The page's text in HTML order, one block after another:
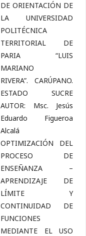
DE ORIENTACIÓN DE
LA UNIVERSIDAD
POLITÉCNICA
TERRITORIAL DE
PARIA “LUIS
MARIANO
RIVERA”. CARÚPANO.
ESTADO SUCRE
AUTOR: Msc. Jesús
Eduardo Figueroa
Alcalá
OPTIMIZACIÓN DEL
PROCESO DE
ENSEÑANZA –
APRENDIZAJE DE
LÍMITE Y
CONTINUIDAD DE
FUNCIONES
MEDIANTE EL USO